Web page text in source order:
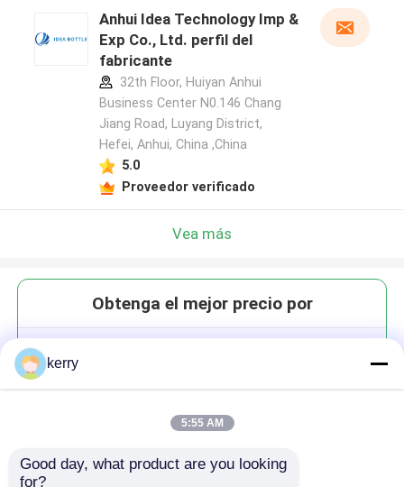
Anhui Idea Technology Imp &
Exp Co., Ltd. perfil del
fabricante
32th Floor, Huiyan Anhui
Business Center N0.146 Chang
Jiang Road, Luyang District,
Hefei, Anhui, China ,China
5.0
Proveedor verificado
Vea más
Obtenga el mejor precio por
kerry
5:55 AM
Good day, what product are you looking
for?